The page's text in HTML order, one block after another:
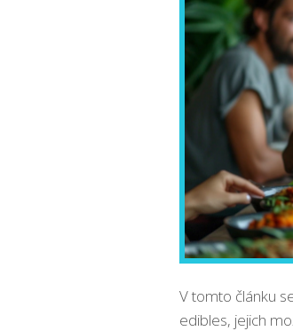
V tomto článku
edibles, jejich